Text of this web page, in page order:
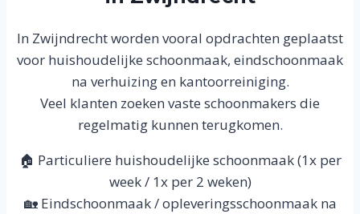
In Zwijndrecht worden vooral opdrachten geplaatst
voor huishoudelijke schoonmaak, eindschoonmaak
na verhuizing en kantoorreiniging.
Veel klanten zoeken vaste schoonmakers die
regelmatig kunnen terugkomen.
🏠 Particuliere huishoudelijke schoonmaak (1x per
week / 1x per 2 weken)
🏡 Eindschoonmaak / opleveringsschoonmaak na